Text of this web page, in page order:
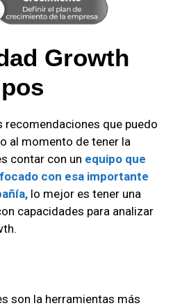
Growth
recomendaciones que puedo
al momento de tener la
contar con un equipo que
con esa importante
lo mejor es tener una
capacidades para analizar
son la herramientas más